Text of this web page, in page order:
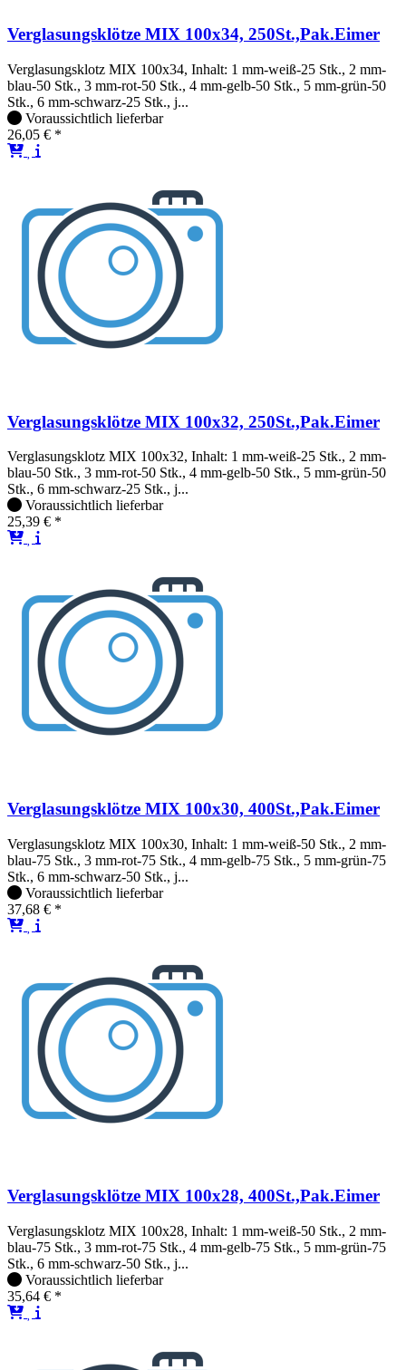
Verglasungsklötze MIX 100x34, 250St.,Pak.Eimer
Verglasungsklotz MIX 100x34, Inhalt: 1 mm-weiß-25 Stk., 2 mm-
blau-50 Stk., 3 mm-rot-50 Stk., 4 mm-gelb-50 Stk., 5 mm-grün-50
Stk., 6 mm-schwarz-25 Stk., j...
Voraussichtlich lieferbar
26,05 € *
Verglasungsklötze MIX 100x32, 250St.,Pak.Eimer
Verglasungsklotz MIX 100x32, Inhalt: 1 mm-weiß-25 Stk., 2 mm-
blau-50 Stk., 3 mm-rot-50 Stk., 4 mm-gelb-50 Stk., 5 mm-grün-50
Stk., 6 mm-schwarz-25 Stk., j...
Voraussichtlich lieferbar
25,39 € *
Verglasungsklötze MIX 100x30, 400St.,Pak.Eimer
Verglasungsklotz MIX 100x30, Inhalt: 1 mm-weiß-50 Stk., 2 mm-
blau-75 Stk., 3 mm-rot-75 Stk., 4 mm-gelb-75 Stk., 5 mm-grün-75
Stk., 6 mm-schwarz-50 Stk., j...
Voraussichtlich lieferbar
37,68 € *
Verglasungsklötze MIX 100x28, 400St.,Pak.Eimer
Verglasungsklotz MIX 100x28, Inhalt: 1 mm-weiß-50 Stk., 2 mm-
blau-75 Stk., 3 mm-rot-75 Stk., 4 mm-gelb-75 Stk., 5 mm-grün-75
Stk., 6 mm-schwarz-50 Stk., j...
Voraussichtlich lieferbar
35,64 € *